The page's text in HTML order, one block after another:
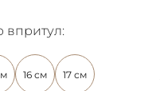
впритул:
16 см 17 см